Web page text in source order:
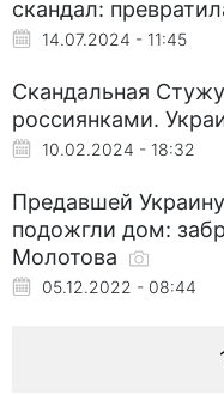
скандал:
14.07.2024 - 11:45
Скандальная
россиянками.
10.02.2024 - 18:32
Предавшей
подожгли дом:
Молотова
05.12.2022 - 08:44